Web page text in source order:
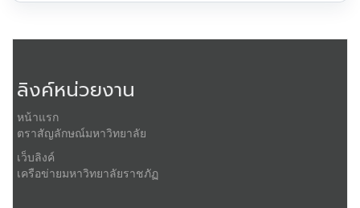
ลิงค์หน่วยงาน
หน้าแรก
ตราสัญลักษณ์มหาวิทยาลัย
เว็บลิงค์
เครือข่ายมหาวิทยาลัยราชภัฏ